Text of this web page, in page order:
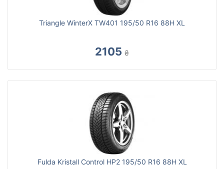
Triangle WinterX TW401 195/50 R16 88H XL
2105 ₴
Fulda Kristall Control HP2 195/50 R16 88H XL